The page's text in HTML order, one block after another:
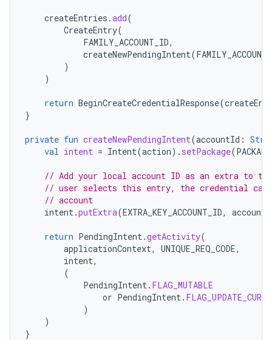
createEntries .add(
CreateEntry(
FAMILY_ACCOUNT_ID,
createNewPendingIntent(
)
)
return BeginCreateCredentialResponse(
}
private fun createNewPendingIntent(accountId :
val intent = Intent(action). setPackage(
// Add your local account ID as an extra to
// user selects this entry, the credential can
// account
intent.putExtra(EXTRA_KEY_ACCOUNT_ID,
return PendingIntent.getActivity(
applicationContext, UNIQUE_REQ_CODE,
intent,
(
PendingIntent. FLAG_MUTABLE
or PendingIntent.
)
)
}